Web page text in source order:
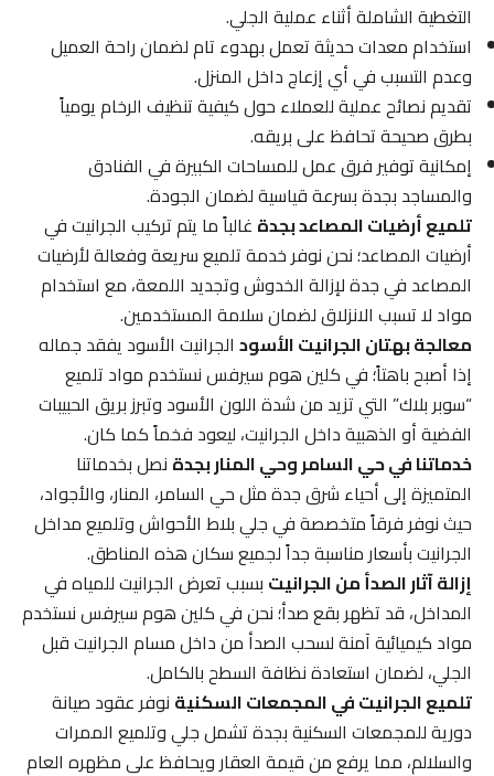
التغطية الشاملة أثناء عملية الجلي.
استخدام معدات حديثة تعمل بهدوء تام لضمان راحة العميل
وعدم التسبب في أي إزعاج داخل المنزل.
تقديم نصائح عملية للعملاء حول كيفية تنظيف الرخام يومياً
بطرق صحيحة تحافظ على بريقه.
إمكانية توفير فرق عمل للمساحات الكبيرة في الفنادق
والمساجد بجدة بسرعة قياسية لضمان الجودة.
تلميع أرضيات المصاعد بجدةغالباً ما يتم تركيب الجرانيت في
أرضيات المصاعد؛ نحن نوفر خدمة تلميع سريعة وفعالة لأرضيات
المصاعد في جدة لإزالة الخدوش وتجديد اللمعة، مع استخدام
مواد لا تسبب الانزلاق لضمان سلامة المستخدمين.
معالجة بهتان الجرانيت الأسودالجرانيت الأسود يفقد جماله
إذا أصبح باهتاً؛ في كلين هوم سيرفس نستخدم مواد تلميع
“سوبر بلاك” التي تزيد من شدة اللون الأسود وتبرز بريق الحبيبات
الفضية أو الذهبية داخل الجرانيت، ليعود فخماً كما كان.
خدماتنا في حي السامر وحي المنار بجدةنصل بخدماتنا
المتميزة إلى أحياء شرق جدة مثل حي السامر، المنار، والأجواد،
حيث نوفر فرقاً متخصصة في جلي بلاط الأحواش وتلميع مداخل
الجرانيت بأسعار مناسبة جداً لجميع سكان هذه المناطق.
إزالة آثار الصدأ من الجرانيتبسبب تعرض الجرانيت للمياه في
المداخل، قد تظهر بقع صدأ؛ نحن في كلين هوم سيرفس نستخدم
مواد كيميائية آمنة لسحب الصدأ من داخل مسام الجرانيت قبل
الجلي، لضمان استعادة نظافة السطح بالكامل.
تلميع الجرانيت في المجمعات السكنيةنوفر عقود صيانة
دورية للمجمعات السكنية بجدة تشمل جلي وتلميع الممرات
والسلالم، مما يرفع من قيمة العقار ويحافظ على مظهره العام